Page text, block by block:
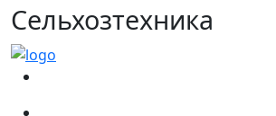
Сельхозтехника